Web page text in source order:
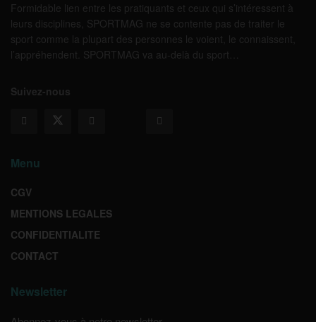
Formidable lien entre les pratiquants et ceux qui s’intéressent à
leurs disciplines, SPORTMAG ne se contente pas de traiter le
sport comme la plupart des personnes le voient, le connaissent,
l’appréhendent. SPORTMAG va au-delà du sport…
Suivez-nous
Menu
CGV
MENTIONS LEGALES
CONFIDENTIALITE
CONTACT
Newsletter